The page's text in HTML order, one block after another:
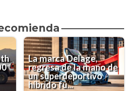
La marca Delage,
regresa de la mano de
un superdeportivo
híbrido fu...